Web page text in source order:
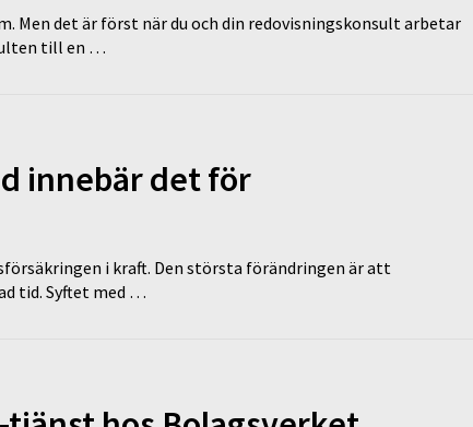
det är först när du och din redovisningskonsult arbetar
till en …
innebär det för
i kraft. Den största förändringen är att
tid. Syftet med …